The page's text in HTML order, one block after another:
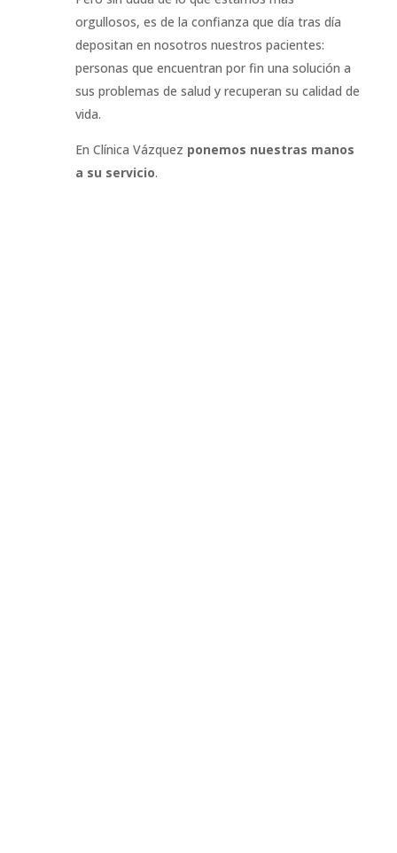
orgullosos, es de la confianza que día tras día
depositan en nosotros nuestros pacientes:
personas que encuentran por fin una solución a
sus problemas de salud y recuperan su calidad de
vida.
En Clínica Vázquez ponemos nuestras manos
a su servicio.